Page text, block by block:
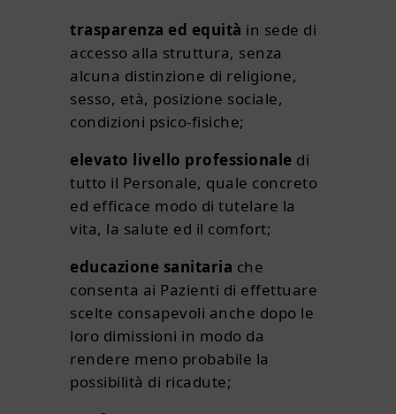
trasparenza ed equità in sede di
accesso alla struttura, senza
alcuna distinzione di religione,
sesso, età, posizione sociale,
condizioni psico-fisiche;
elevato livello professionale di
tutto il Personale, quale concreto
ed efficace modo di tutelare la
vita, la salute ed il comfort;
educazione sanitaria che
consenta ai Pazienti di effettuare
scelte consapevoli anche dopo le
loro dimissioni in modo da
rendere meno probabile la
possibilità di ricadute;